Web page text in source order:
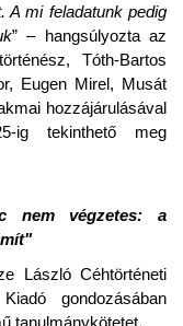
A mi feladatunk pedig
” – hangsúlyozta az
Tóth-Bartos
Eugen Mirel, Musát
hozzájárulásával
ig tekinthető meg
nem végzetes: a
László Céhtörténeti
gondozásában
tanulmánykötetet.